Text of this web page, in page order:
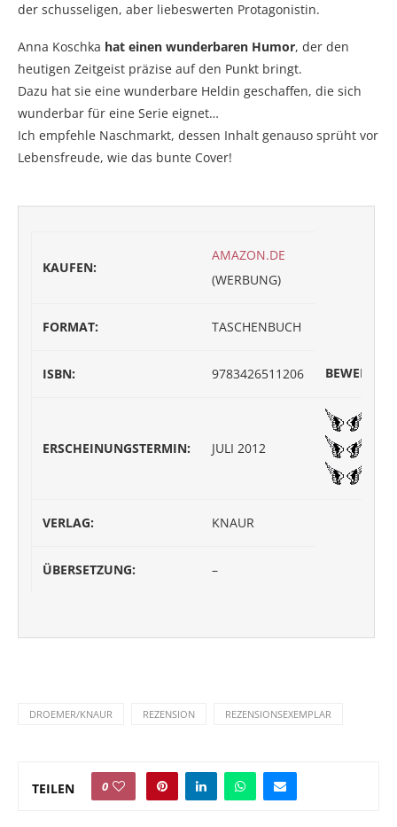
der schusseligen, aber liebeswerten Protagonistin.
Anna Koschka hat einen wunderbaren Humor, der den
heutigen Zeitgeist präzise auf den Punkt bringt.
Dazu hat sie eine wunderbare Heldin geschaffen, die sich
wunderbar für eine Serie eignet…
Ich empfehle Naschmarkt, dessen Inhalt genauso sprüht vor
Lebensfreude, wie das bunte Cover!
KAUFEN:
AMAZON.DE
(WERBUNG)
FORMAT: TASCHENBUCH
ISBN: 9783426511206
ERSCHEINUNGSTERMIN: JULI 2012
VERLAG: KNAUR
ÜBERSETZUNG: –
DROEMER/KNAUR REZENSION REZENSIONSEXEMPLAR
TEILEN 0